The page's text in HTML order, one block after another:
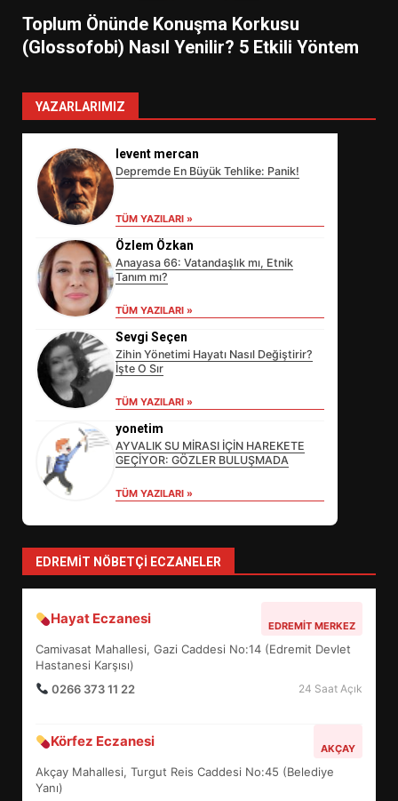
Toplum Önünde Konuşma Korkusu
(Glossofobi) Nasıl Yenilir? 5 Etkili Yöntem
YAZARLARIMIZ
levent mercan
Depremde En Büyük Tehlike: Panik!
TÜM YAZILARI »
Özlem Özkan
Anayasa 66: Vatandaşlık mı, Etnik
Tanım mı?
TÜM YAZILARI »
Sevgi Seçen
Zihin Yönetimi Hayatı Nasıl Değiştirir?
İşte O Sır
TÜM YAZILARI »
yonetim
AYVALIK SU MİRASI İÇİN HAREKETE
GEÇİYOR: GÖZLER BULUŞMADA
TÜM YAZILARI »
EDREMIT NÖBETÇI ECZANELER
Hayat Eczanesi EDREMIT MERKEZ
Camivasat Mahallesi, Gazi Caddesi No:14 (Edremit Devlet
Hastanesi Karşısı)
0266 373 11 22
24 Saat Açık
Körfez Eczanesi AKÇAY
Akçay Mahallesi, Turgut Reis Caddesi No:45 (Belediye
Yanı)
SÜRDÜRÜLEBİLİRLİKTE NE
DEĞİŞECEK?
4
5
BALIKESİR MÜZELERİNDE SÜRE
UZATILDI: NE DEĞİŞTİ?
6
TURNUVASI KAYITLARI NEYİ